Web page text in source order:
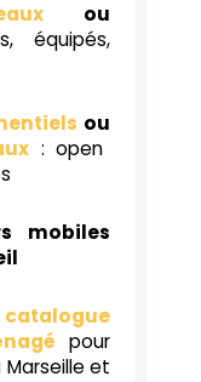
ou
équipés,
ou
: open
mobiles
catalogue
pour
et